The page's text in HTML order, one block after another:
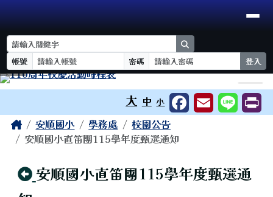
跳至主內容區
臺南市安順國小
導覽列
帳號
密碼 登入
⏸
大 中 小
主內容區域
Home安順國小 學務處
校園公告
安順國小直笛團115學年度甄選通知
回上頁
安順國小直笛團115學年度甄選通
頁尾區域